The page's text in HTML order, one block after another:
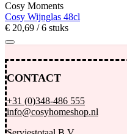
Cosy Moments
Cosy Wijnglas 48cl
€ 20,69 / 6 stuks
CONTACT
+31 (0)348-486 555
info@cosyhomeshop.nl